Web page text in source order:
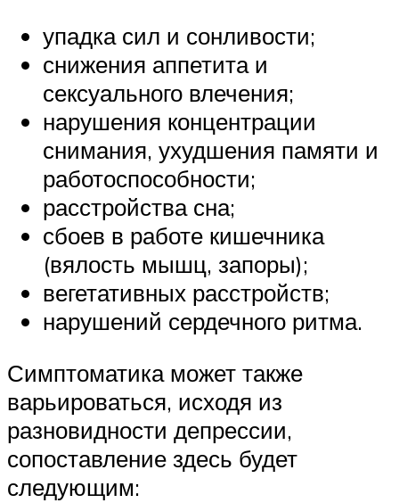
упадка сил и сонливости;
снижения аппетита и
сексуального влечения;
нарушения концентрации
снимания, ухудшения памяти и
работоспособности;
расстройства сна;
сбоев в работе кишечника
(вялость мышц, запоры);
вегетативных расстройств;
нарушений сердечного ритма.
Симптоматика может также
варьироваться, исходя из
разновидности депрессии,
сопоставление здесь будет
следующим: